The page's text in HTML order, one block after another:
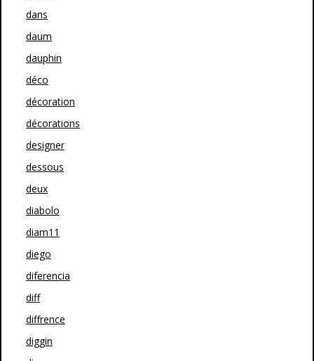
dans
daum
dauphin
déco
décoration
décorations
designer
dessous
deux
diabolo
diam11
diego
diferencia
diff
diffrence
diggin